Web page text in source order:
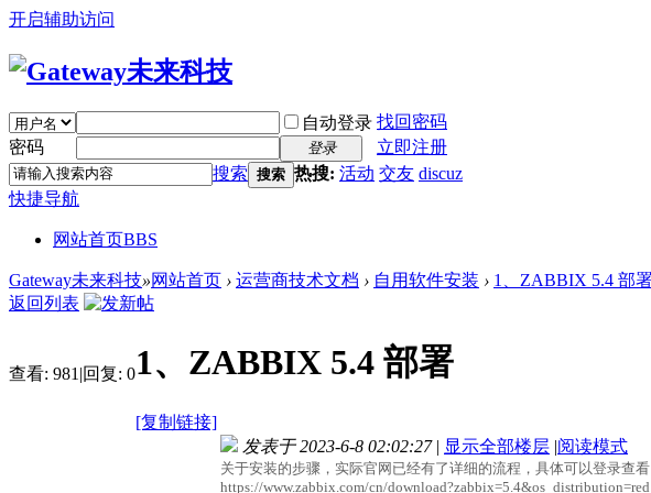
开启辅助访问
自动登录 找回密码
密码
登录
立即注册
搜索 搜索 热搜: 活动 交友 discuz
快捷导航
网站首页BBS
Gateway未来科技»网站首页 › 运营商技术文档 › 自用软件安装 › 1、ZABBIX 5.4 部
返回列表
查看: 981 |回复: 01、ZABBIX 5.4 部署
[复制链接]
发表于 2023-6-8 02:02:27 | 显示全部楼层 |阅读模式
关于安装的步骤，实际官网已经有了详细的流程，具体可以登录查看
https://www.zabbix.com/cn/